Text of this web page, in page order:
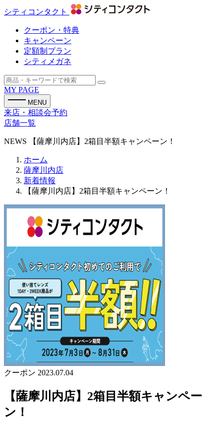
シティコンタクト
クーポン・特典
キャンペーン
定額制プラン
シティメガネ
MY PAGE
MENU
来店・相談会予約
店舗一覧
NEWS 【薩摩川内店】2箱目半額キャンペーン！
ホーム
薩摩川内店
新着情報
【薩摩川内店】2箱目半額キャンペーン！
クーポン 2023.07.04
【薩摩川内店】2箱目半額キャンペー
ン！